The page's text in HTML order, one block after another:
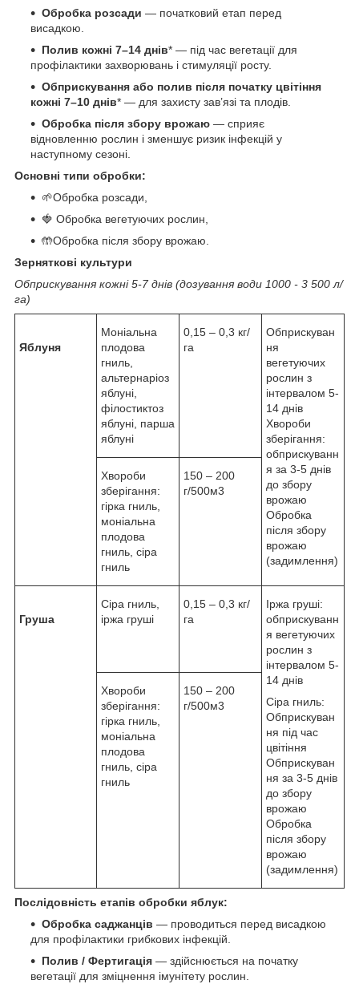
Обробка розсади — початковий етап перед
висадкою.
Полив кожні 7–14 днів* — під час вегетації для
профілактики захворювань і стимуляції росту.
Обприскування або полив після початку цвітіння
кожні 7–10 днів* — для захисту зав’язі та плодів.
Обробка після збору врожаю — сприяє
відновленню рослин і зменшує ризик інфекцій у
наступному сезоні.
Основні типи обробки:
🌱Обробка розсади,
🍓 Обробка вегетуючих рослин,
🤲Обробка після збору врожаю.
Зерняткові культури
Обприскування кожні 5-7 днів (дозування води 1000 - 3 500 л/
га)
Яблуня
Моніальна
плодова
гниль,
альтернаріоз
яблуні,
філостиктоз
яблуні, парша
яблуні
0,15 – 0,3 кг/
га
Обприскуван
ня
вегетуючих
рослин з
інтервалом 5-
14 днів
Хвороби
зберігання:
обприскуванн
я за 3-5 днів
до збору
врожаю
Обробка
після збору
врожаю
(задимлення)
Хвороби
зберігання:
гірка гниль,
моніальна
плодова
гниль, сіра
гниль
150 – 200
г/500м3
Груша
Сіра гниль,
іржа груші
0,15 – 0,3 кг/
га
Іржа груші:
обприскуванн
я вегетуючих
рослин з
інтервалом 5-
14 днів
Сіра гниль:
Обприскуван
ня під час
цвітіння
Обприскуван
ня за 3-5 днів
до збору
врожаю
Обробка
після збору
врожаю
(задимлення)
Хвороби
зберігання:
гірка гниль,
моніальна
плодова
гниль, сіра
гниль
150 – 200
г/500м3
Послідовність етапів обробки яблук:
Обробка саджанців — проводиться перед висадкою
для профілактики грибкових інфекцій.
Полив / Фертигація — здійснюється на початку
вегетації для зміцнення імунітету рослин.